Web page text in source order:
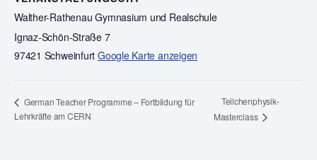
Walther-Rathenau Gymnasium und Realschule
Ignaz-Schön-Straße 7
97421 Schweinfurt Google Karte anzeigen
German Teacher Programme – Fortbildung für
Lehrkräfte am CERN
Teilchenphysik-
Masterclass